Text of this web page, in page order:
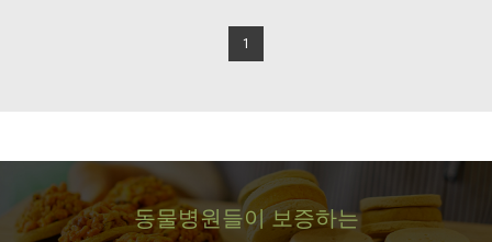
1
동물병원들이 보증하는